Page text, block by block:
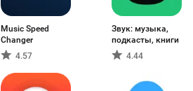
Music Speed
Changer
4.57
Звук: музыка,
подкасты, книги
4.44